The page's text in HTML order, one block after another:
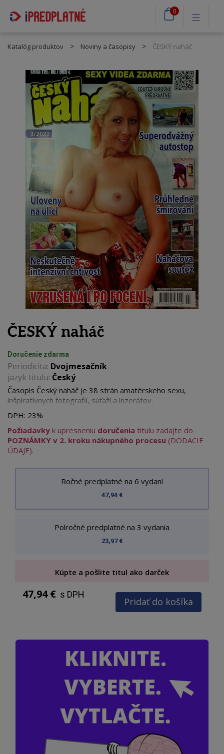
0
Katalóg produktov Noviny a časopisy ČESKÝ naháč
ČESKÝ naháč
Doručenie zdarma
Periodicita: Dvojmesačník
jazyk titulu: Český
Časopis Český naháč je 38 strán amatérskeho sexu,
inšpiratívnych fotografií, súťaží a inzerátov.
DPH: 23%
Požiadavky k upresneniu doručenia titulu zadajte do
POZNÁMKY v 2. kroku nákupného procesu (DODACIE
ÚDAJE).
Ročné predplatné na 6 vydaní
47,94 €
Polročné predplatné na 3 vydania
23,97 €
Kúpte a pošlite titul ako darček
47,94 € s DPH
Pridať do košíka